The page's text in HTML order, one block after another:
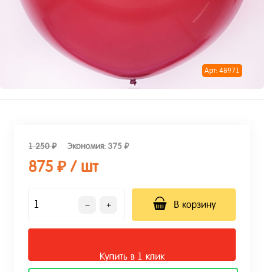
Арт: 48971
1 250 ₽ Экономия: 375 ₽
875 ₽ / шт
В корзину
Купить в 1 клик